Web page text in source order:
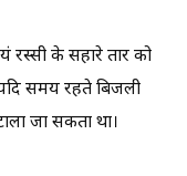
रस्सी के सहारे तार को
समय रहते बिजली
जा सकता था।